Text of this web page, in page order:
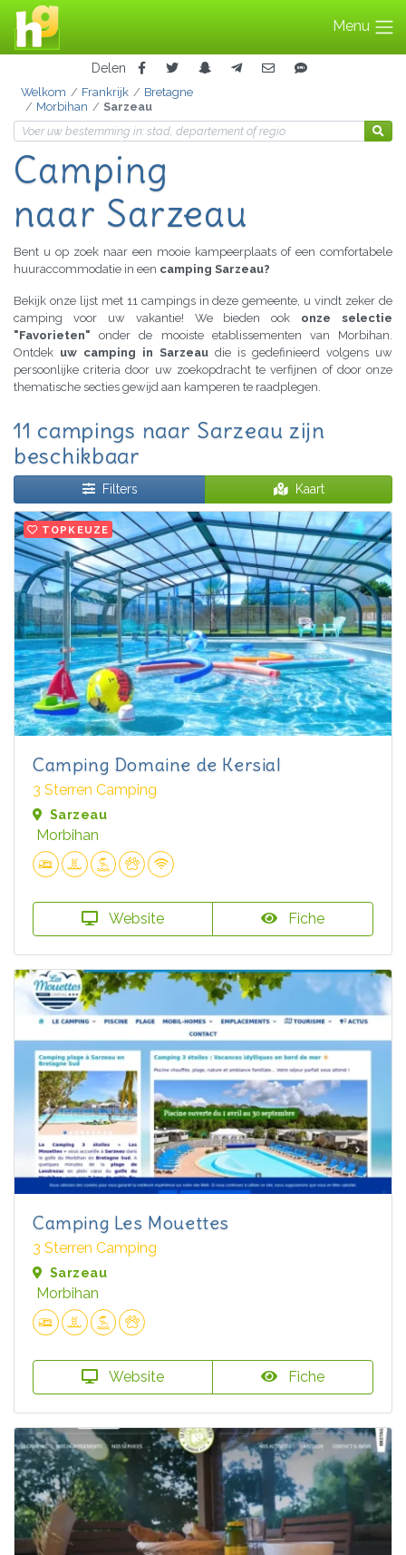
Menu
Delen
Welkom Frankrijk
Bretagne
Morbihan
Sarzeau
Camping
naar Sarzeau
Bent u op zoek naar een mooie kampeerplaats of een comfortabele
huuraccommodatie in een camping Sarzeau?
Bekijk onze lijst met 11 campings in deze gemeente, u vindt zeker de
camping voor uw vakantie! We bieden ook onze selectie
"Favorieten" onder de mooiste etablissementen van Morbihan.
Ontdek uw camping in Sarzeau die is gedefinieerd volgens uw
persoonlijke criteria door uw zoekopdracht te verfijnen of door onze
thematische secties gewijd aan kamperen te raadplegen.
11 campings naar Sarzeau zijn
beschikbaar
Filters Kaart
TOPKEUZE
Camping Domaine de Kersial
3 Sterren Camping
Sarzeau
Morbihan
Website Fiche
Camping Les Mouettes
3 Sterren Camping
Sarzeau
Morbihan
Website Fiche